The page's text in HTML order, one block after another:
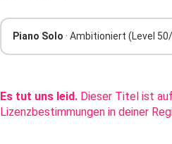
Piano Solo · Ambitioniert (Level
Es tut uns leid. Dieser Titel ist
Lizenzbestimmungen in deiner